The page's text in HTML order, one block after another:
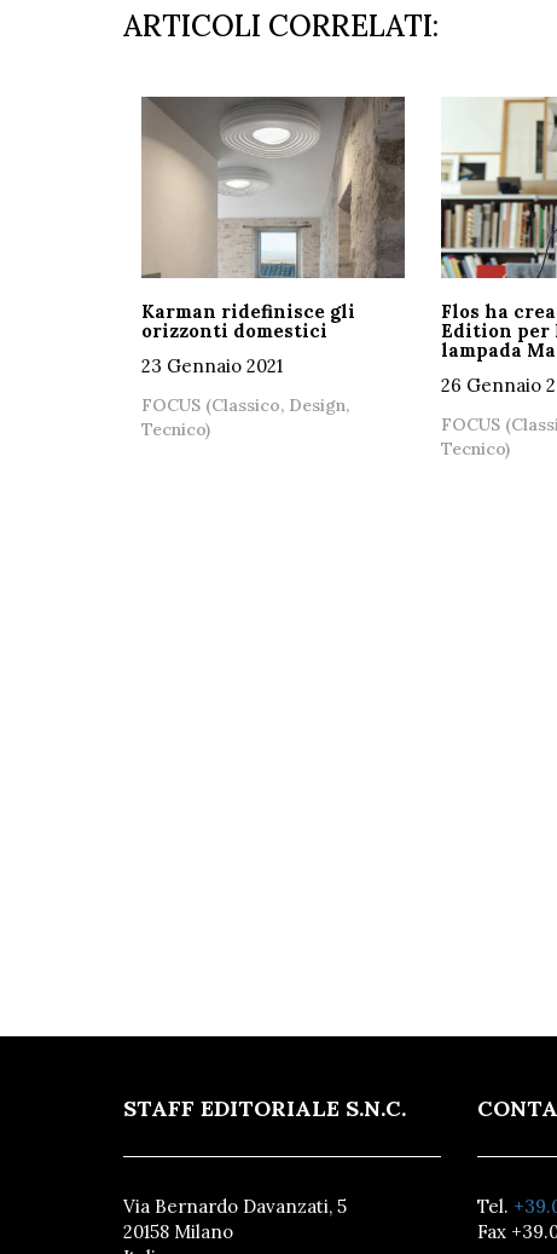
ARTICOLI CORRELATI:
Karman ridefinisce gli
orizzonti domestici
23 Gennaio 2021
FOCUS (Classico, Design,
Tecnico)
Flos ha
Edition per
lampada
26 Gennaio
FOCUS
Tecnico)
STAFF EDITORIALE S.N.C.
Via Bernardo Davanzati, 5
20158 Milano
Tel.
Fax